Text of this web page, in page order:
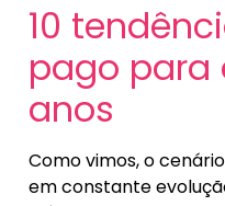
10
pago para
anos
Como vimos, o
em constante